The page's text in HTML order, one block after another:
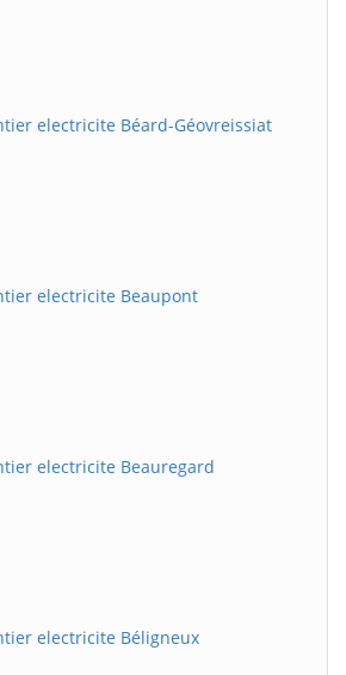
electricite Béard-Géovreissiat
electricite Beaupont
electricite Beauregard
electricite Béligneux